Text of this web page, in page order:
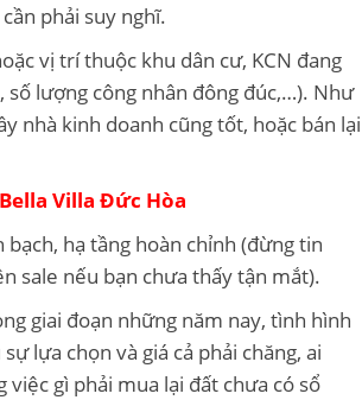
phải suy nghĩ.
vị trí thuộc khu dân cư, KCN đang
lượng công nhân đông đúc,…). Như
nhà kinh doanh cũng tốt, hoặc bán lại
Bella Villa Đức Hòa
hạ tầng hoàn chỉnh (đừng tin
sale nếu bạn chưa thấy tận mắt).
giai đoạn những năm nay, tình hình
lựa chọn và giá cả phải chăng, ai
gì phải mua lại đất chưa có sổ